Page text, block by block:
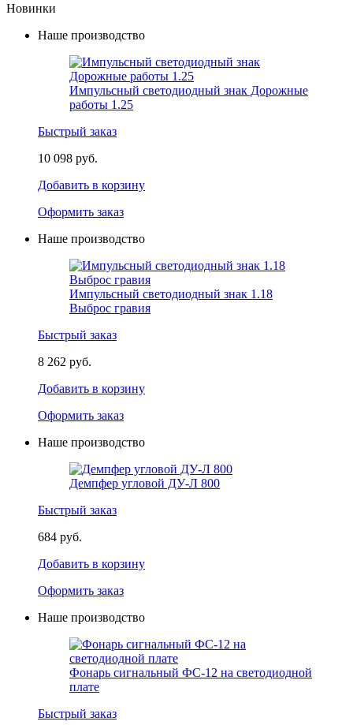
Новинки
Наше производство
Импульсный светодиодный знак Дорожные
работы 1.25
Быстрый заказ
10 098 руб.
Добавить в корзину
Оформить заказ
Наше производство
Импульсный светодиодный знак 1.18
Выброс гравия
Быстрый заказ
8 262 руб.
Добавить в корзину
Оформить заказ
Наше производство
Демпфер угловой ДУ-Л 800
Быстрый заказ
684 руб.
Добавить в корзину
Оформить заказ
Наше производство
Фонарь сигнальный ФС-12 на светодиодной
плате
Быстрый заказ